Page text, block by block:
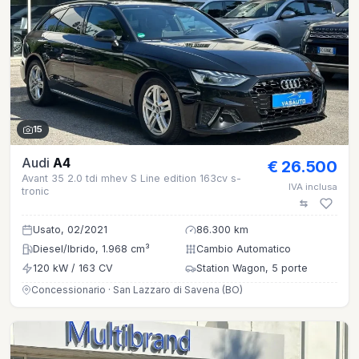
15
Audi A4
Avant 35 2.0 tdi mhev S Line edition 163cv s-
tronic
€ 26.500
IVA inclusa
Usato, 02/2021
86.300 km
Diesel/Ibrido, 1.968 cm³
Cambio Automatico
120 kW / 163 CV
Station Wagon, 5 porte
Concessionario · San Lazzaro di Savena (BO)